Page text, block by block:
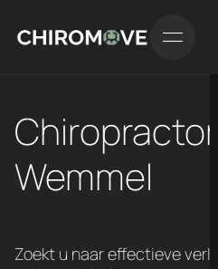
Chiropractor
Wemmel
Zoekt u naar effectieve